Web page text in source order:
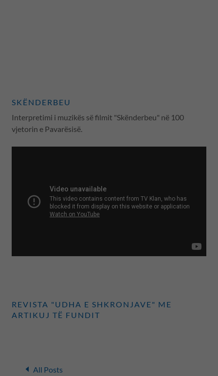
SKËNDERBEU
Interpretimi i muzikës së filmit "Skënderbeu" në 100
vjetorin e Pavarësisë.
REVISTA "UDHA E SHKRONJAVE" ME
ARTIKUJ TË FUNDIT
All Posts